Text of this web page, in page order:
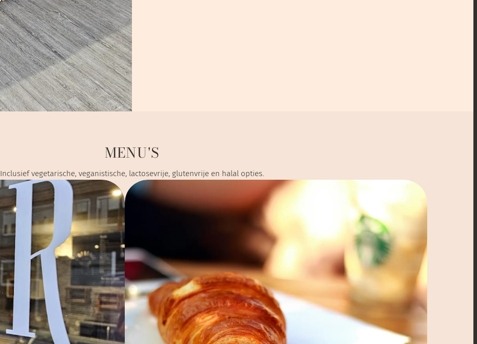
MENU'S
Inclusief vegetarische, veganistische, lactosevrije, glutenvrije en halal opties.